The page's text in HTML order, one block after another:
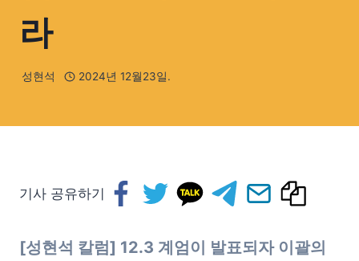
라
성현석 2024년 12월23일.
기사 공유하기
[성현석 칼럼] 12.3 계엄이 발표되자 이괄의